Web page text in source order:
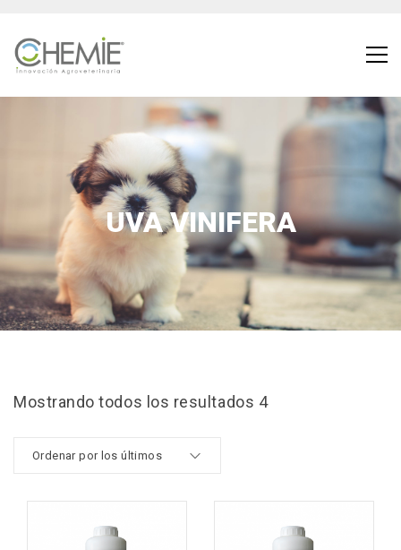
UVA VINIFERA
Mostrando todos los resultados 4